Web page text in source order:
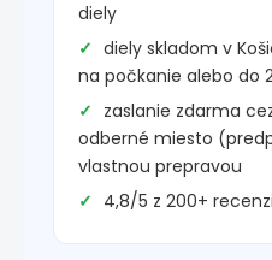
diely
diely skladom v
na počkanie alebo do
zaslanie zdarma
odberné miesto
vlastnou prepravou
4,8/5 z 200+